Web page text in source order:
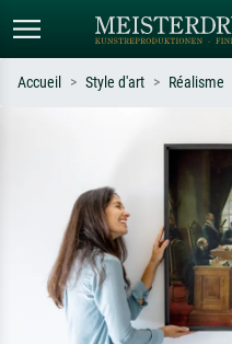
ex. Monet, Nuit étoilée,
impressionnisme, vague de Hokusai,
nu.
Accueil Style d'art Réalisme